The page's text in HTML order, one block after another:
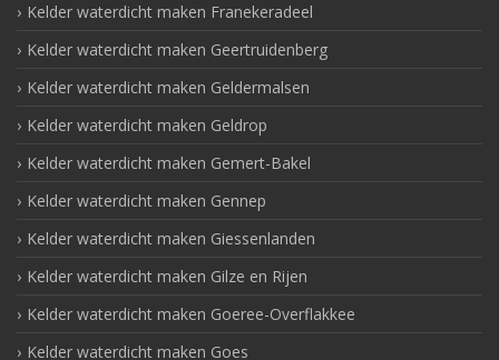
Kelder waterdicht maken Franekeradeel
Kelder waterdicht maken Geertruidenberg
Kelder waterdicht maken Geldermalsen
Kelder waterdicht maken Geldrop
Kelder waterdicht maken Gemert-Bakel
Kelder waterdicht maken Gennep
Kelder waterdicht maken Giessenlanden
Kelder waterdicht maken Gilze en Rijen
Kelder waterdicht maken Goeree-Overflakkee
Kelder waterdicht maken Goes